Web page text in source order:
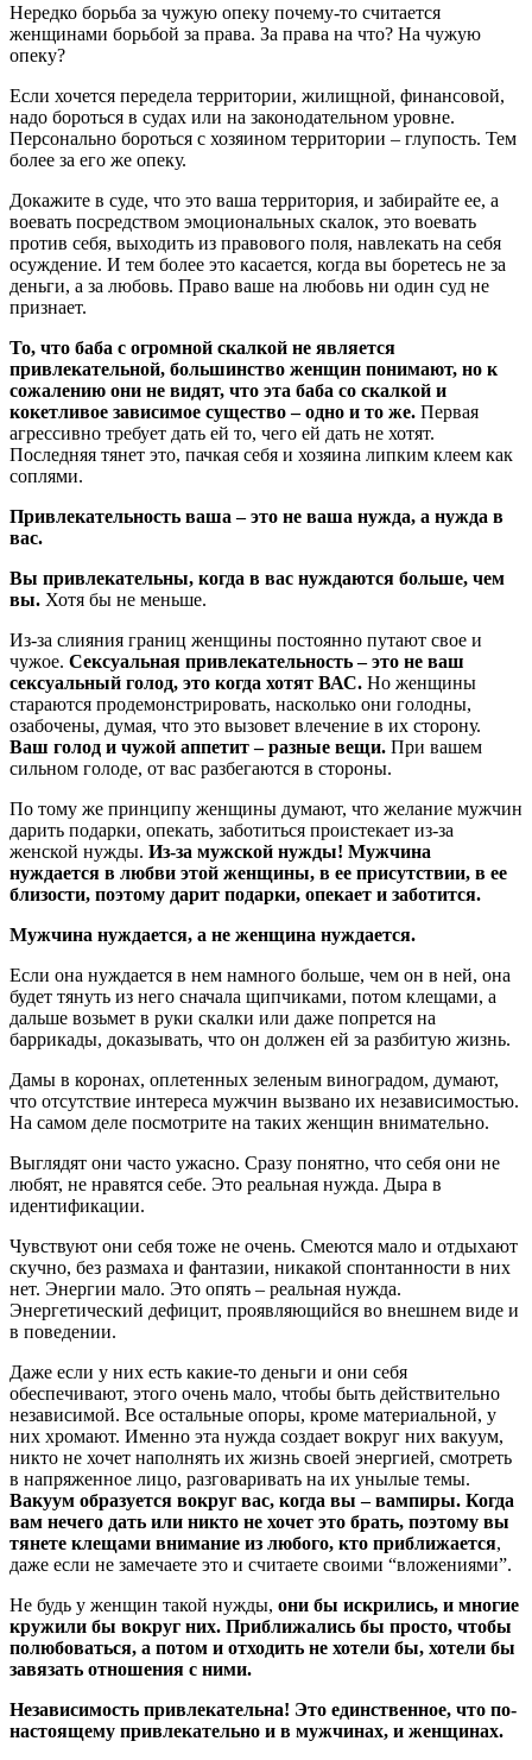
Нередко борьба за чужую опеку почему-то считается
женщинами борьбой за права. За права на что? На чужую
опеку?
Если хочется передела территории, жилищной, финансовой,
надо бороться в судах или на законодательном уровне.
Персонально бороться с хозяином территории – глупость. Тем
более за его же опеку.
Докажите в суде, что это ваша территория, и забирайте ее, а
воевать посредством эмоциональных скалок, это воевать
против себя, выходить из правового поля, навлекать на себя
осуждение. И тем более это касается, когда вы боретесь не за
деньги, а за любовь. Право ваше на любовь ни один суд не
признает.
То, что баба с огромной скалкой не является
привлекательной, большинство женщин понимают, но к
сожалению они не видят, что эта баба со скалкой и
кокетливое зависимое существо – одно и то же. Первая
агрессивно требует дать ей то, чего ей дать не хотят.
Последняя тянет это, пачкая себя и хозяина липким клеем как
соплями.
Привлекательность ваша – это не ваша нужда, а нужда в
вас.
Вы привлекательны, когда в вас нуждаются больше, чем
вы. Хотя бы не меньше.
Из-за слияния границ женщины постоянно путают свое и
чужое. Сексуальная привлекательность – это не ваш
сексуальный голод, это когда хотят ВАС. Но женщины
стараются продемонстрировать, насколько они голодны,
озабочены, думая, что это вызовет влечение в их сторону.
Ваш голод и чужой аппетит – разные вещи. При вашем
сильном голоде, от вас разбегаются в стороны.
По тому же принципу женщины думают, что желание мужчин
дарить подарки, опекать, заботиться проистекает из-за
женской нужды. Из-за мужской нужды! Мужчина
нуждается в любви этой женщины, в ее присутствии, в ее
близости, поэтому дарит подарки, опекает и заботится.
Мужчина нуждается, а не женщина нуждается.
Если она нуждается в нем намного больше, чем он в ней, она
будет тянуть из него сначала щипчиками, потом клещами, а
дальше возьмет в руки скалки или даже попрется на
баррикады, доказывать, что он должен ей за разбитую жизнь.
Дамы в коронах, оплетенных зеленым виноградом, думают,
что отсутствие интереса мужчин вызвано их независимостью.
На самом деле посмотрите на таких женщин внимательно.
Выглядят они часто ужасно. Сразу понятно, что себя они не
любят, не нравятся себе. Это реальная нужда. Дыра в
идентификации.
Чувствуют они себя тоже не очень. Смеются мало и отдыхают
скучно, без размаха и фантазии, никакой спонтанности в них
нет. Энергии мало. Это опять – реальная нужда.
Энергетический дефицит, проявляющийся во внешнем виде и
в поведении.
Даже если у них есть какие-то деньги и они себя
обеспечивают, этого очень мало, чтобы быть действительно
независимой. Все остальные опоры, кроме материальной, у
них хромают. Именно эта нужда создает вокруг них вакуум,
никто не хочет наполнять их жизнь своей энергией, смотреть
в напряженное лицо, разговаривать на их унылые темы.
Вакуум образуется вокруг вас, когда вы – вампиры. Когда
вам нечего дать или никто не хочет это брать, поэтому вы
тянете клещами внимание из любого, кто приближается,
даже если не замечаете это и считаете своими “вложениями”.
Не будь у женщин такой нужды, они бы искрились, и многие
кружили бы вокруг них. Приближались бы просто, чтобы
полюбоваться, а потом и отходить не хотели бы, хотели бы
завязать отношения с ними.
Независимость привлекательна! Это единственное, что по-
настоящему привлекательно и в мужчинах, и женщинах.